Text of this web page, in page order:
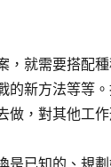
，就需要搭配
的新方法等等
做，對其他工